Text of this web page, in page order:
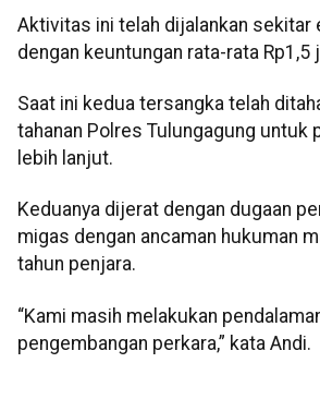
Aktivitas ini telah dijalankan sekitar
dengan keuntungan rata-rata Rp1,5
Saat ini kedua tersangka telah
tahanan Polres Tulungagung untuk
lebih lanjut.
Keduanya dijerat dengan dugaan
migas dengan ancaman hukuman
tahun penjara.
“Kami masih melakukan
pengembangan perkara,” kata Andi.